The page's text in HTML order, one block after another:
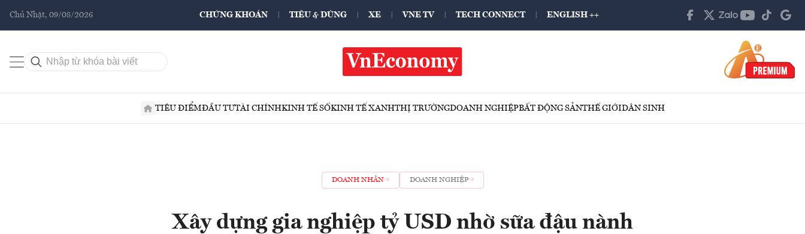
Chủ Nhật, 09/08/2026 CHỨNG KHOÁN TIÊU & DÙNG XE VNE TV TECH CONNECT ENGLISH ++
TIÊU ĐIỂMĐẦU TƯTÀI CHÍNHKINH TẾ SỐKINH TẾ XANHTHỊ TRƯỜNGDOANH NGHIỆPBẤT ĐỘNG SẢNTHẾ GIỚIDÂN SINH
DOANH NHÂN DOANH NGHIỆP
Xây dựng gia nghiệp tỷ USD nhờ sữa đậu nành